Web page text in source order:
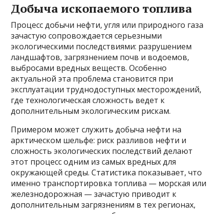
Добыча ископаемого топлива
Процесс добычи нефти, угля или природного газа
зачастую сопровождается серьезными
экологическими последствиями: разрушением
ландшафтов, загрязнением почв и водоемов,
выбросами вредных веществ. Особенно
актуальной эта проблема становится при
эксплуатации труднодоступных месторождений,
где технологическая сложность ведет к
дополнительным экологическим рискам.
Примером может служить добыча нефти на
арктическом шельфе: риск разливов нефти и
сложность экологических последствий делают
этот процесс одним из самых вредных для
окружающей среды. Статистика показывает, что
именно транспортировка топлива — морская или
железнодорожная — зачастую приводит к
дополнительным загрязнениям в тех регионах,